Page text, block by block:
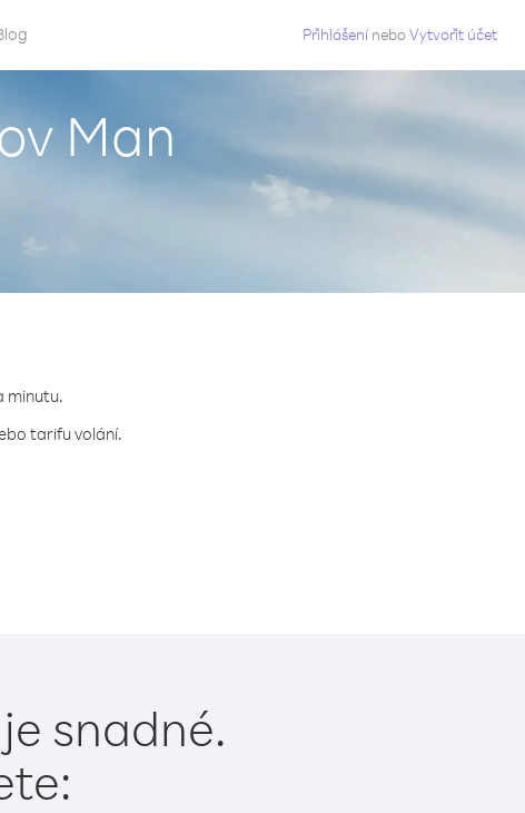
Přihlášení neboVytvořit účet
Man
minutu.
tarifu volání.
snadné.